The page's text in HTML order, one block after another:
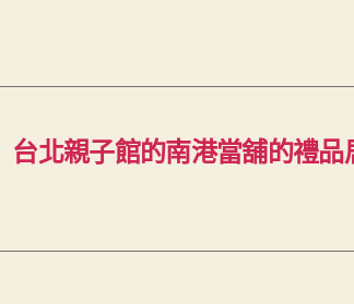
台北親子館的南港當舖的禮